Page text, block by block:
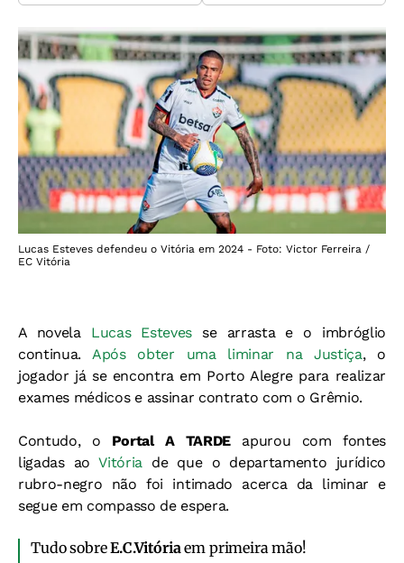
Lucas Esteves defendeu o Vitória em 2024 - Foto: Victor Ferreira /
EC Vitória
A novela Lucas Esteves se arrasta e o imbróglio
continua. Após obter uma liminar na Justiça, o
jogador já se encontra em Porto Alegre para realizar
exames médicos e assinar contrato com o Grêmio.
Contudo, o Portal A TARDE apurou com fontes
ligadas aoVitória de que o departamento jurídico
rubro-negro não foi intimado acerca da liminar e
segue em compasso de espera.
Tudo sobreE.C.Vitóriaem primeira mão!